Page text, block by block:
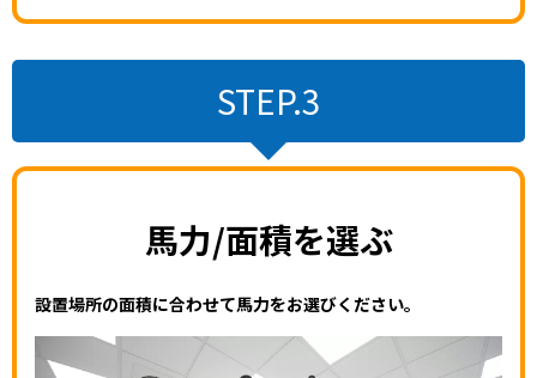
STEP.3
馬力/面積を選ぶ
設置場所の面積に合わせて馬力をお選びください。